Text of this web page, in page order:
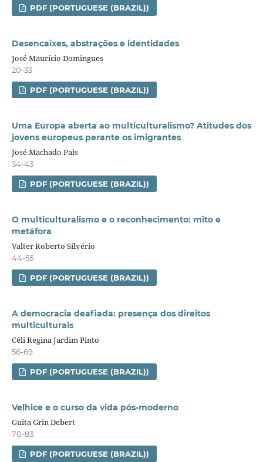
PDF (PORTUGUESE (BRAZIL))
Desencaixes, abstrações e identidades
José Maurício Domingues
20-33
PDF (PORTUGUESE (BRAZIL))
Uma Europa aberta ao multiculturalismo? Atitudes dos
jovens europeus perante os imigrantes
José Machado Pais
34-43
PDF (PORTUGUESE (BRAZIL))
O multiculturalismo e o reconhecimento: mito e
metáfora
Valter Roberto Silvério
44-55
PDF (PORTUGUESE (BRAZIL))
A democracia deafiada: presença dos direitos
multiculturais
Céli Regina Jardim Pinto
56-69
PDF (PORTUGUESE (BRAZIL))
Velhice e o curso da vida pós-moderno
Guita Grin Debert
70-83
PDF (PORTUGUESE (BRAZIL))